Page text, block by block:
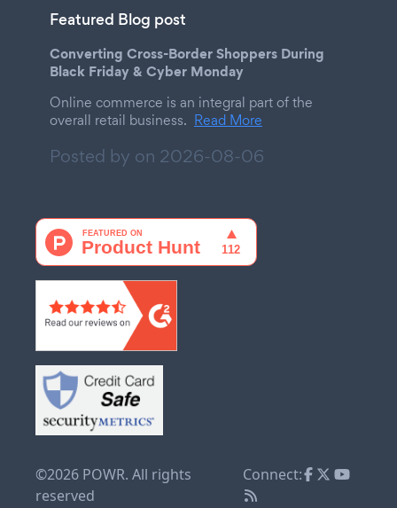
Featured Blog post
Converting Cross-Border Shoppers During
Black Friday & Cyber Monday
Online commerce is an integral part of the
overall retail business. Read More
Posted by on 2026-08-06
©2026 POWR. All rights
reserved
Connect: